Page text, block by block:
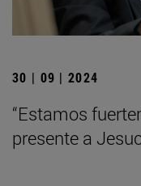
30 | 09 | 2024
“Estamos
presente a